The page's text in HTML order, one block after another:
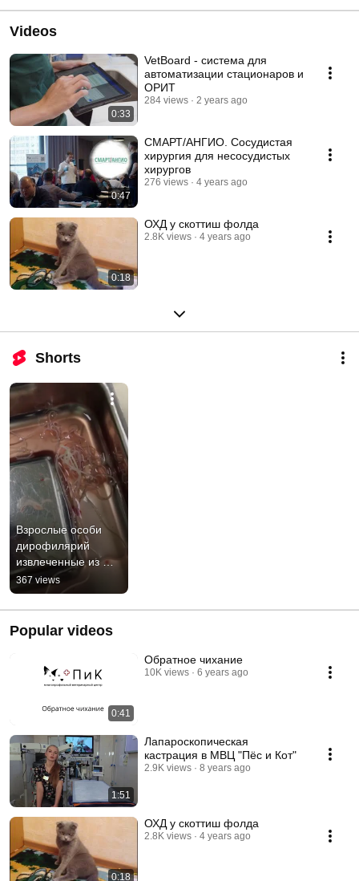
Videos
0:33
VetBoard - система для
автоматизации стационаров и
ОРИТ
284 views 2 years ago
0:47
СМАРТ/АНГИО. Сосудистая
хирургия для несосудистых
хирургов
276 views 4 years ago
0:18
ОХД у скоттиш фолда
2.8K views 4 years ago
Shorts
Взрослые особи
дирофилярий
извлеченные из
сердца собаки
367 views
Popular videos
0:41
Обратное чихание
10K views 6 years ago
1:51
Лапароскопическая
кастрация в МВЦ "Пёс и Кот"
2.9K views 8 years ago
0:18
ОХД у скоттиш фолда
2.8K views 4 years ago